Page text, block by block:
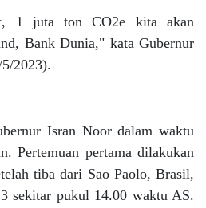
1 juta ton CO2e kita akan
Bank Dunia," kata Gubernur
2023).
Isran Noor dalam waktu
Pertemuan pertama dilakukan
tiba dari Sao Paolo, Brasil,
sekitar pukul 14.00 waktu AS.